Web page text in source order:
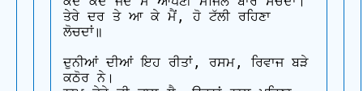
ਤੇਰੇ ਦਰ ਤੇ ਆ ਕੇ ਮੈਂ, ਹੋ ਟੱਲੀ ਰਹਿਣਾ
ਲੋਚਦਾਂ॥
ਦੁਨੀਆਂ ਦੀਆਂ ਇਹ ਰੀਤਾਂ, ਰਸਮ, ਰਿਵਾਜ ਬੜੇ
ਕਠੋਰ ਨੇ।